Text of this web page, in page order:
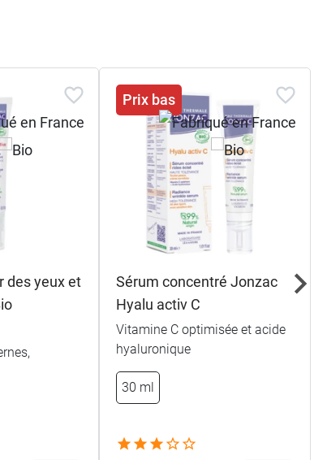
des yeux et
Prix bas
Sérum concentré Jonzac
Hyalu activ C
Vitamine C optimisée et acide
hyaluronique
30 ml